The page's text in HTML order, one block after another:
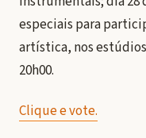
especiais para
artística, nos
20h00.
Clique e vote.